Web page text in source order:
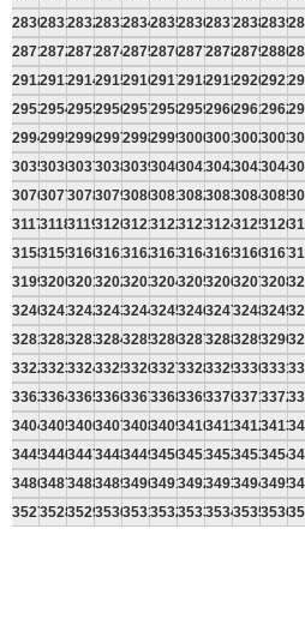
2830283128322833283428352836283728382839
2871287228732874287528762877287828792880
2912291329142915291629172918291929202921
2953295429552956295729582959296029612962
2994299529962997299829993000300130023003
3035303630373038303930403041304230433044
3076307730783079308030813082308330843085
3117311831193120312131223123312431253126
3158315931603161316231633164316531663167
3199320032013202320332043205320632073208
3240324132423243324432453246324732483249
3281328232833284328532863287328832893290
3322332333243325332633273328332933303331
3363336433653366336733683369337033713372
3404340534063407340834093410341134123413
3445344634473448344934503451345234533454
3486348734883489349034913492349334943495
3527352835293530353135323533353435353536